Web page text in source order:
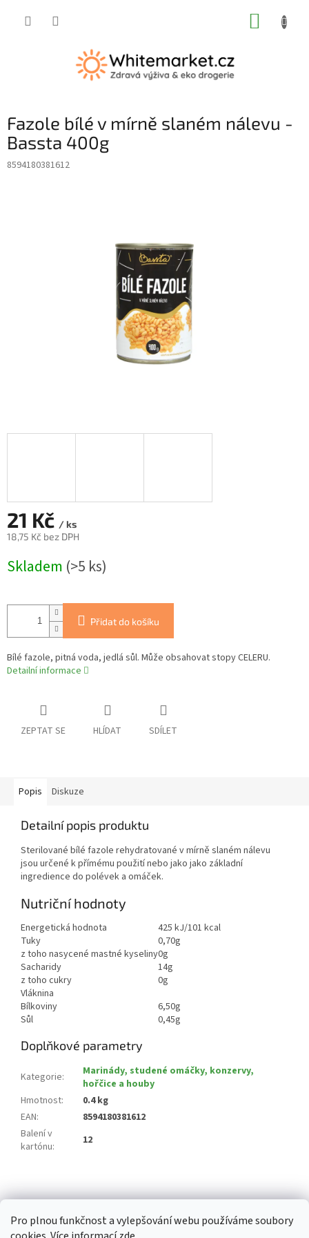
Pro plnou funkčnost a vylepšování webu používáme soubory
Fazole bílé v mírně slaném nálevu -
Bassta 400g
8594180381612
21 Kč / ks
18,75 Kč bez DPH
cena:
Skladem (>5 ks)
Přidat do košíku
Bílé fazole, pitná voda, jedlá sůl. Může obsahovat stopy CELERU.
Detailní informace
ZEPTAT SE HLÍDAT SDÍLET
Popis Diskuze
Detailní popis produktu
Sterilované bílé fazole rehydratované v mírně slaném nálevu
jsou určené k přímému použití nebo jako jako základní
ingredience do polévek a omáček.
Nutriční hodnoty
Energetická hodnota
425 kJ/101 kcal
Tuky
0,70g
z toho nasycené mastné kyseliny0g
Sacharidy
14g
z toho cukry
0g
Vláknina
Bílkoviny
6,50g
Sůl
0,45g
Doplňkové parametry
Kategorie:
Marinády, studené omáčky, konzervy,
hořčice a houby
Hmotnost:
0.4 kg
EAN:
8594180381612
Balení v
kartónu: 12
á